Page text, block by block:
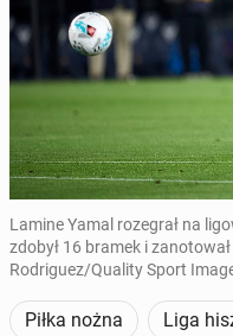
Lamine Yamal rozegrał na
zdobył 16 bramek i
Rodriguez/Quality Sport
Piłka nożna Liga